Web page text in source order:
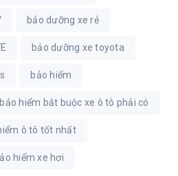
bảo dưỡng xe rẻ
bảo dưỡng xe toyota
bảo hiểm
bảo hiểm bắt buộc xe ô tô phải có
ô tô tốt nhất
hiểm xe hơi